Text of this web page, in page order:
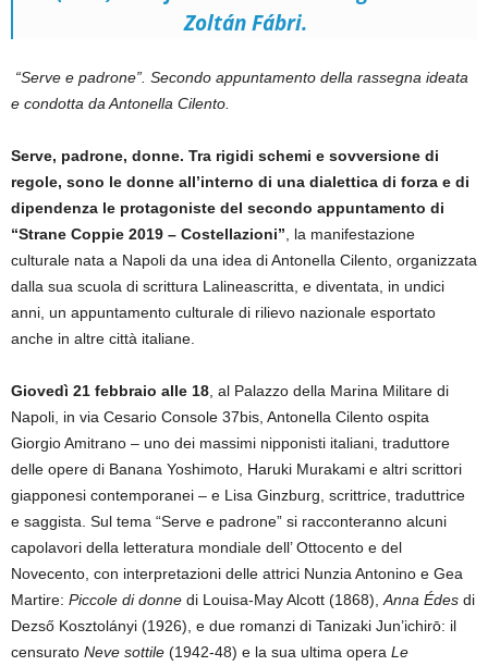
Zoltán Fábri.
“Serve e padrone”. Secondo appuntamento della rassegna ideata
e condotta da Antonella Cilento.
Serve, padrone, donne. Tra rigidi schemi e sovversione di
regole, sono le donne all’interno di una dialettica di forza e di
dipendenza le protagoniste del secondo appuntamento di
“Strane Coppie 2019 – Costellazioni” , la manifestazione
culturale nata a Napoli da una idea di Antonella Cilento, organizzata
dalla sua scuola di scrittura Lalineascritta, e diventata, in undici
anni, un appuntamento culturale di rilievo nazionale esportato
anche in altre città italiane.
Giovedì 21 febbraio alle 18 , al Palazzo della Marina Militare di
Napoli, in via Cesario Console 37bis, Antonella Cilento ospita
Giorgio Amitrano – uno dei massimi nipponisti italiani, traduttore
delle opere di Banana Yoshimoto, Haruki Murakami e altri scrittori
giapponesi contemporanei – e Lisa Ginzburg, scrittrice, traduttrice
e saggista. Sul tema “Serve e padrone” si racconteranno alcuni
capolavori della letteratura mondiale dell’ Ottocento e del
Novecento, con interpretazioni delle attrici Nunzia Antonino e Gea
Martire: Piccole di donne di Louisa-May Alcott (1868), Anna Édes di
Dezső Kosztolányi (1926), e due romanzi di Tanizaki Jun’ichirō: il
censurato Neve sottile (1942-48) e la sua ultima opera Le